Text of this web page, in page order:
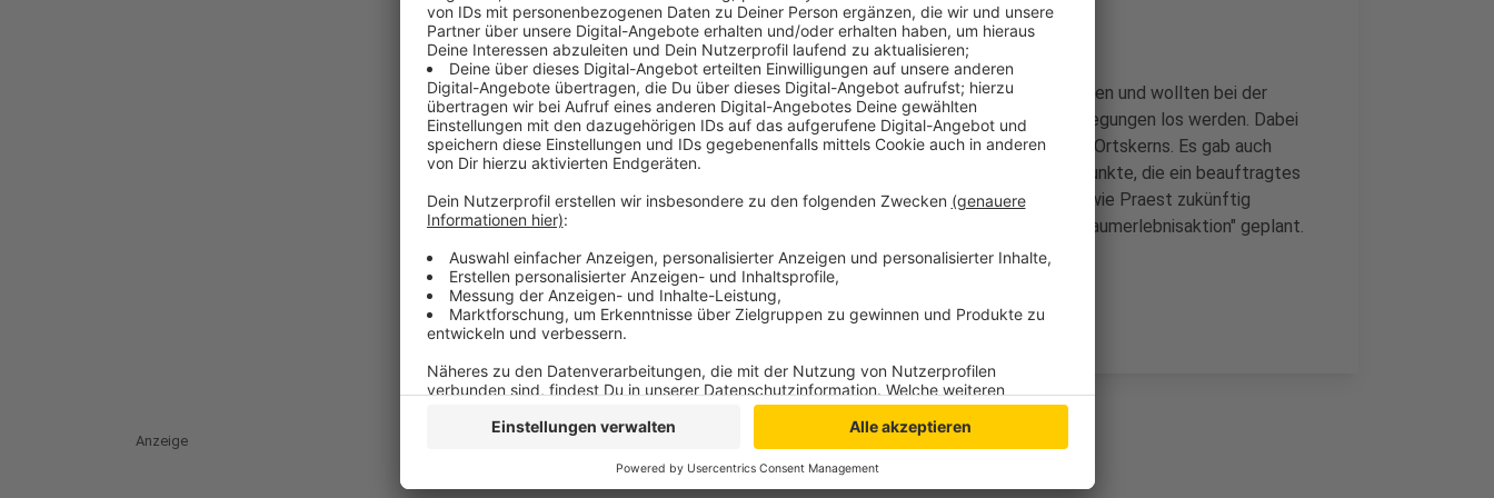
Anzeige
Rund 100 der rund 2.100 Einwohner haben aktiv daran teilgenommen und wollten bei der
Gestaltung des Ortes mitreden, Fragen stellen, Wünsche und Anregungen los werden. Dabei
ging es vom Klimaschutz über Car-Sharing bis zur Gestaltung des Ortskerns. Es gab auch
Hinweise auf Missstände und mangelnde Kommunikation. Alles Punkte, die ein beauftragtes
Planungsbüro aus Köln sammelt und in ein Konzept fließen lässt, wie Praest zukünftig
gestaltet werden sollte. Ein weiterer Termin ist am 21. Mai als "Raumerlebnisaktion" geplant.
Anzeige
Anzeige